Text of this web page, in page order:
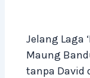
Jelang Laga
Maung
tanpa David